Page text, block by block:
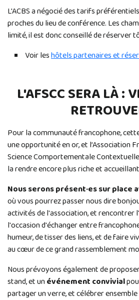
L'ACBS a négocié des tarifs
proches du lieu de conférence. Les
limité, il est donc conseillé de réserver
Voir leshôtels partenaires et
L'AFSCC SERA LÀ :
Pour la communauté francophone,
une opportunité en or, et l’Association
Science Comportementale
la rendre encore plus riche et
Nous serons présent·es sur place
où vous pourrez passer nous dire
activités de l'association, et rencontrer
l'occasion d'échanger entre
humeur, de tisser des liens, et de faire
au cœur de ce grand rassemblement
Nous prévoyons également de
stand, et unévénement convivial
partager un verre, et célébrer ensemble